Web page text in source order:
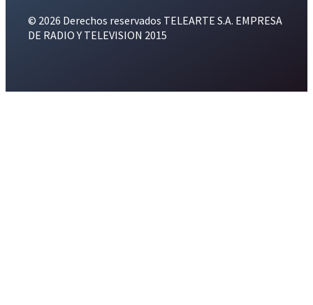
© 2026 Derechos reservados TELEARTE S.A. EMPRESA
DE RADIO Y TELEVISION 2015